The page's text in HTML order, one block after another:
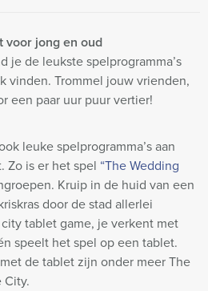
voor jong en oud
je de leukste spelprogramma’s
vinden. Trommel jouw vrienden,
een paar uur puur vertier!
leuke spelprogramma’s aan
Zo is er het spel “The Wedding
Kruip in de huid van een
door de stad allerlei
tablet game, je verkent met
speelt het spel op een tablet.
de tablet zijn onder meer The
City.